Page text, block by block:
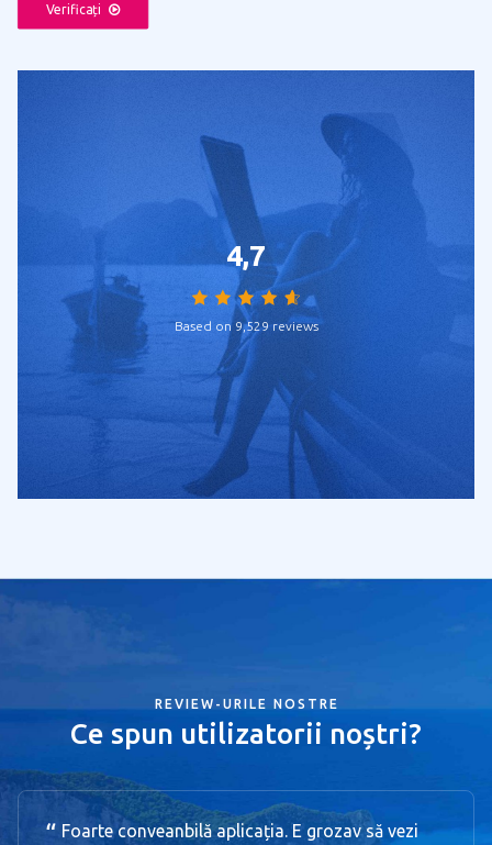
Verificați
4,7
Based on 9,529 reviews
REVIEW-URILE NOSTRE
Ce spun utilizatorii noștri?
Foarte conveanbilă aplicația. E grozav să vezi